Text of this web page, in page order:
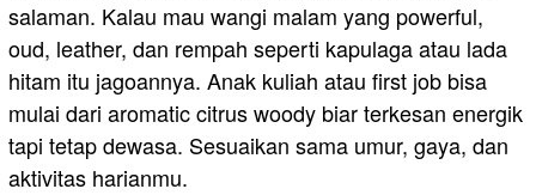
salaman. Kalau mau wangi malam yang powerful,
oud, leather, dan rempah seperti kapulaga atau lada
hitam itu jagoannya. Anak kuliah atau first job bisa
mulai dari aromatic citrus woody biar terkesan energik
tapi tetap dewasa. Sesuaikan sama umur, gaya, dan
aktivitas harianmu.